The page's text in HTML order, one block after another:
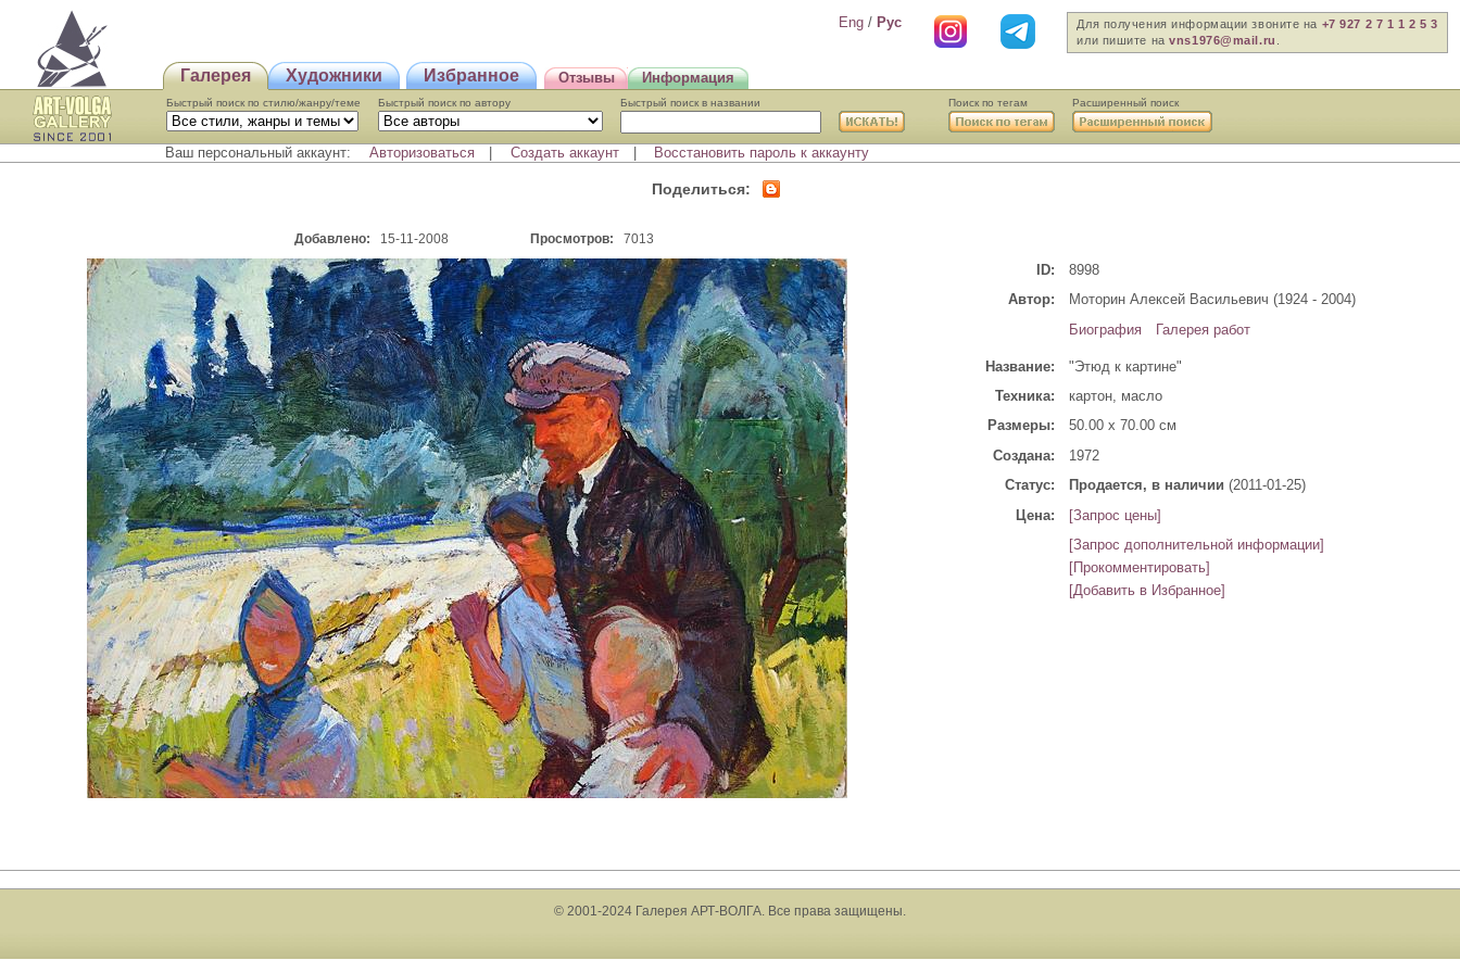
Для получения информации звоните на +7 927 2 7 1 1 2 5 3
или пишите наvns1976@mail.ru
Eng / Pyc
Галерея Художники Избранное Отзывы Информация
Быстрый поиск по стилю/жанру/теме Быстрый поиcк по автору Быстрый поиcк в названии Поиск по тегам Расширенный поиск
Ваш персональный аккаунт: Авторизоваться Создать аккаунт Восстановить пароль к аккаунту
Поделиться:
Добавлено: 15-11-2008 Просмотров: 7013
ID:
8998
Автор:
Моторин Алексей Васильевич (1924 - 2004)
Биография
Галерея работ
Название:
"Этюд к картине"
Техника:
картон, масло
Размеры:
50.00 x 70.00 см
Создана:
1972
Статус:
Продается, в наличии(2011-01-25)
Цена:
[Запрос цены]
[Запрос дополнительной информации]
[Прокомментировать]
[Добавить в Избранное]
© 2001-2024 Галерея АРТ-ВОЛГА. Все права защищены.